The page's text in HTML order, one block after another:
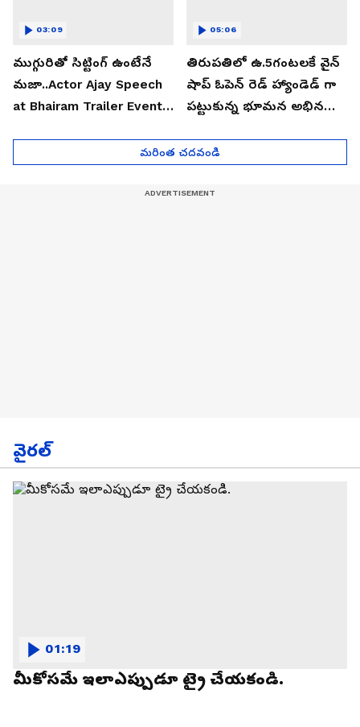
ముగ్గురితో సిట్టింగ్ ఉంటేనే
మజా..Actor Ajay Speech
at Bhairam Trailer Event |
03:09
తిరుపతిలో ఉ.5గంటలకే వైన్
షాప్ ఓపెన్ రెడ్ హ్యాండెడ్ గా
పట్టుకున్న భూమన అభినయ్|
05:06
మరింత చదవండి
వైరల్
మీకోసమే ఇలాఎప్పుడూ ట్రై చేయకండి.
01:19